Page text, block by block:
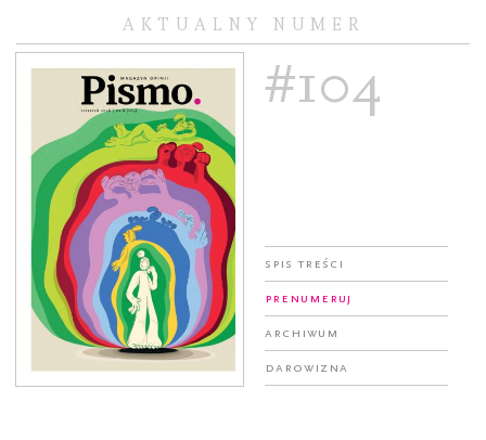
AKTUALNY NUMER
#104
Spis treści
Prenumeruj
Archiwum
Darowizna